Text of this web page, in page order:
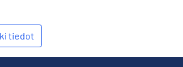
tiedot